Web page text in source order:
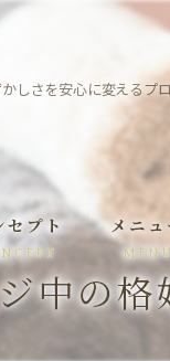
しさを安心に変えるプ
セプト メニュ
中の